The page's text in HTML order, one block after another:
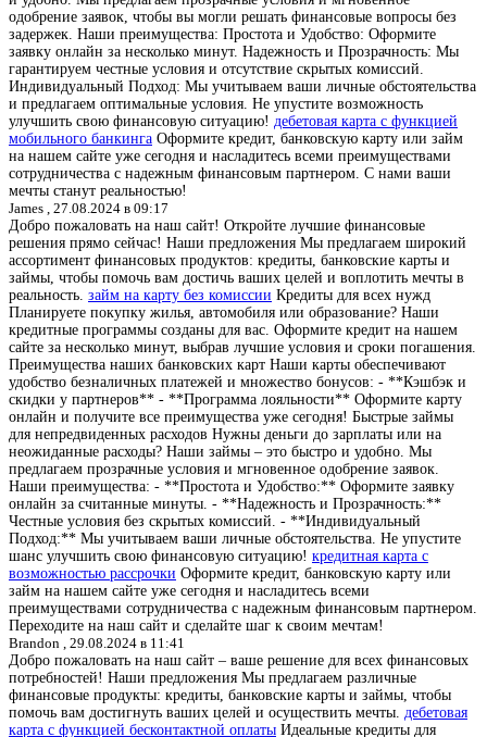
одобрение заявок, чтобы вы могли решать финансовые вопросы без
задержек. Наши преимущества: Простота и Удобство: Оформите
заявку онлайн за несколько минут. Надежность и Прозрачность: Мы
гарантируем честные условия и отсутствие скрытых комиссий.
Индивидуальный Подход: Мы учитываем ваши личные обстоятельства
и предлагаем оптимальные условия. Не упустите возможность
улучшить свою финансовую ситуацию! дебетовая карта с функцией
мобильного банкинга Оформите кредит, банковскую карту или займ
на нашем сайте уже сегодня и насладитесь всеми преимуществами
сотрудничества с надежным финансовым партнером. С нами ваши
мечты станут реальностью!
James , 27.08.2024 в 09:17
Добро пожаловать на наш сайт! Откройте лучшие финансовые
решения прямо сейчас! Наши предложения Мы предлагаем широкий
ассортимент финансовых продуктов: кредиты, банковские карты и
займы, чтобы помочь вам достичь ваших целей и воплотить мечты в
реальность. займ на карту без комиссии Кредиты для всех нужд
Планируете покупку жилья, автомобиля или образование? Наши
кредитные программы созданы для вас. Оформите кредит на нашем
сайте за несколько минут, выбрав лучшие условия и сроки погашения.
Преимущества наших банковских карт Наши карты обеспечивают
удобство безналичных платежей и множество бонусов: - **Кэшбэк и
скидки у партнеров** - **Программа лояльности** Оформите карту
онлайн и получите все преимущества уже сегодня! Быстрые займы
для непредвиденных расходов Нужны деньги до зарплаты или на
неожиданные расходы? Наши займы – это быстро и удобно. Мы
предлагаем прозрачные условия и мгновенное одобрение заявок.
Наши преимущества: - **Простота и Удобство:** Оформите заявку
онлайн за считанные минуты. - **Надежность и Прозрачность:**
Честные условия без скрытых комиссий. - **Индивидуальный
Подход:** Мы учитываем ваши личные обстоятельства. Не упустите
шанс улучшить свою финансовую ситуацию! кредитная карта с
возможностью рассрочки Оформите кредит, банковскую карту или
займ на нашем сайте уже сегодня и насладитесь всеми
преимуществами сотрудничества с надежным финансовым партнером.
Переходите на наш сайт и сделайте шаг к своим мечтам!
Brandon , 29.08.2024 в 11:41
Добро пожаловать на наш сайт – ваше решение для всех финансовых
потребностей! Наши предложения Мы предлагаем различные
финансовые продукты: кредиты, банковские карты и займы, чтобы
помочь вам достигнуть ваших целей и осуществить мечты. дебетовая
карта с функцией бесконтактной оплаты Идеальные кредиты для